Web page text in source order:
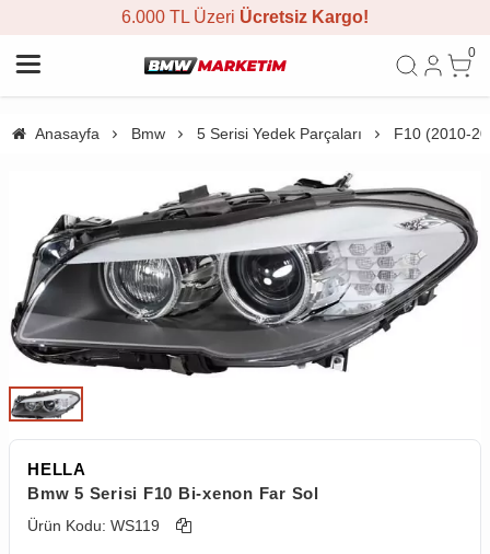
6.000 TL Üzeri Ücretsiz Kargo!
0
Anasayfa Bmw 5 Serisi Yedek Parçaları F10 (2010-
HELLA
Bmw 5 Serisi F10 Bi-xenon Far Sol
Ürün Kodu: WS119